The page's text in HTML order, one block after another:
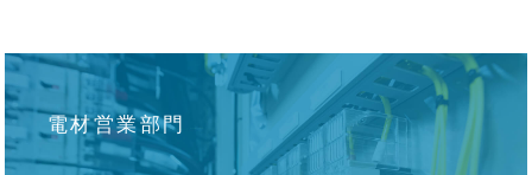
電材営業部門